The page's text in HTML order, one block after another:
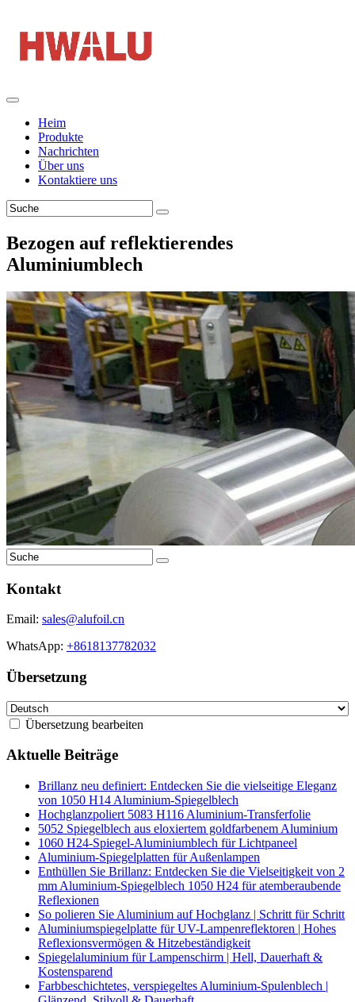
Heim
Produkte
Nachrichten
Über uns
Kontaktiere uns
Bezogen auf reflektierendes
Aluminiumblech
Kontakt
Email: sales@alufoil.cn
WhatsApp: +8618137782032
Übersetzung
Übersetzung bearbeiten
Aktuelle Beiträge
Brillanz neu definiert: Entdecken Sie die vielseitige Eleganz
von 1050 H14 Aluminium-Spiegelblech
Hochglanzpoliert 5083 H116 Aluminium-Transferfolie
5052 Spiegelblech aus eloxiertem goldfarbenem Aluminium
1060 H24-Spiegel-Aluminiumblech für Lichtpaneel
Aluminium-Spiegelplatten für Außenlampen
Enthüllen Sie Brillanz: Entdecken Sie die Vielseitigkeit von 2
mm Aluminium-Spiegelblech 1050 H24 für atemberaubende
Reflexionen
So polieren Sie Aluminium auf Hochglanz | Schritt für Schritt
Aluminiumspiegelplatte für UV-Lampenreflektoren | Hohes
Reflexionsvermögen & Hitzebeständigkeit
Spiegelaluminium für Lampenschirm | Hell, Dauerhaft &
Kostensparend
Farbbeschichtetes, verspiegeltes Aluminium-Spulenblech |